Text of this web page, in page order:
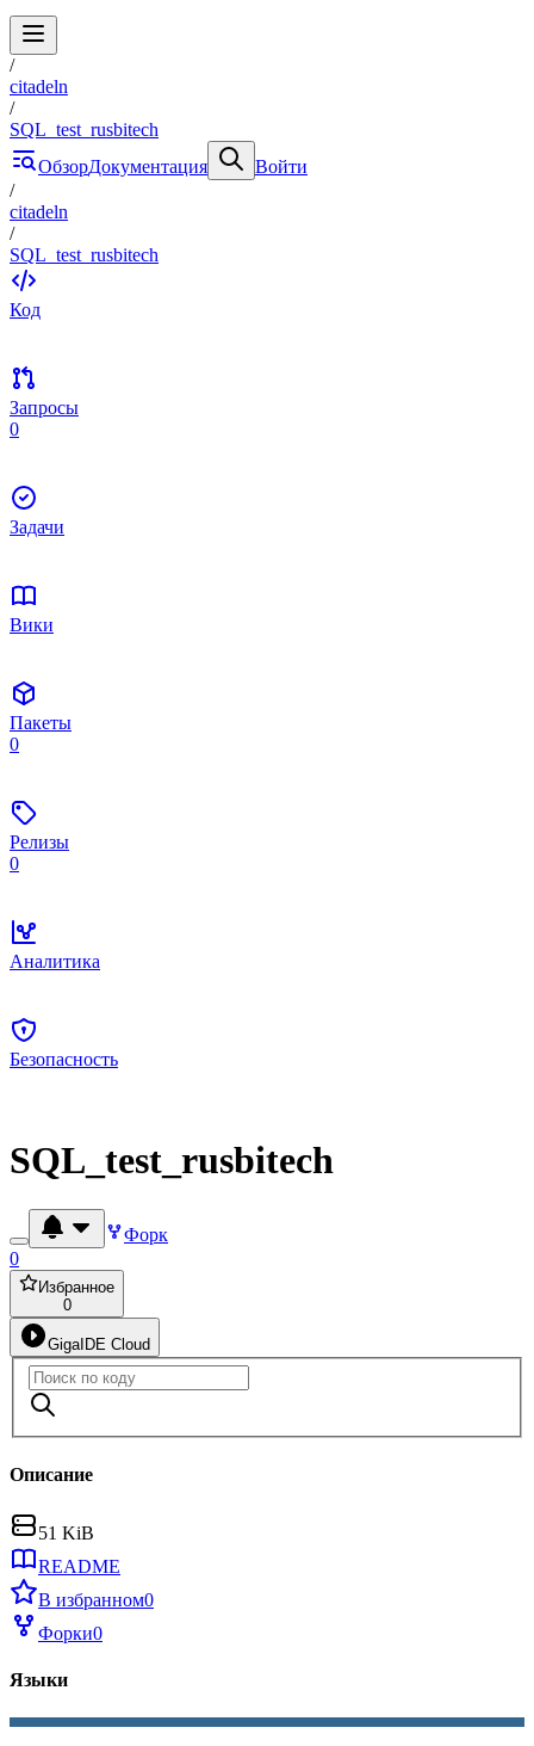
/
citadeln
/
SQL_test_rusbitech
ОбзорДокументация
Войти
/
citadeln
/
SQL_test_rusbitech
Код
Запросы
0
Задачи
Вики
Пакеты
0
Релизы
0
Аналитика
Безопасность
SQL_test_rusbitech
Форк
0
Избранное
0
GigaIDE Cloud
Описание
51 KiB
README
В избранном0
Форки0
Языки